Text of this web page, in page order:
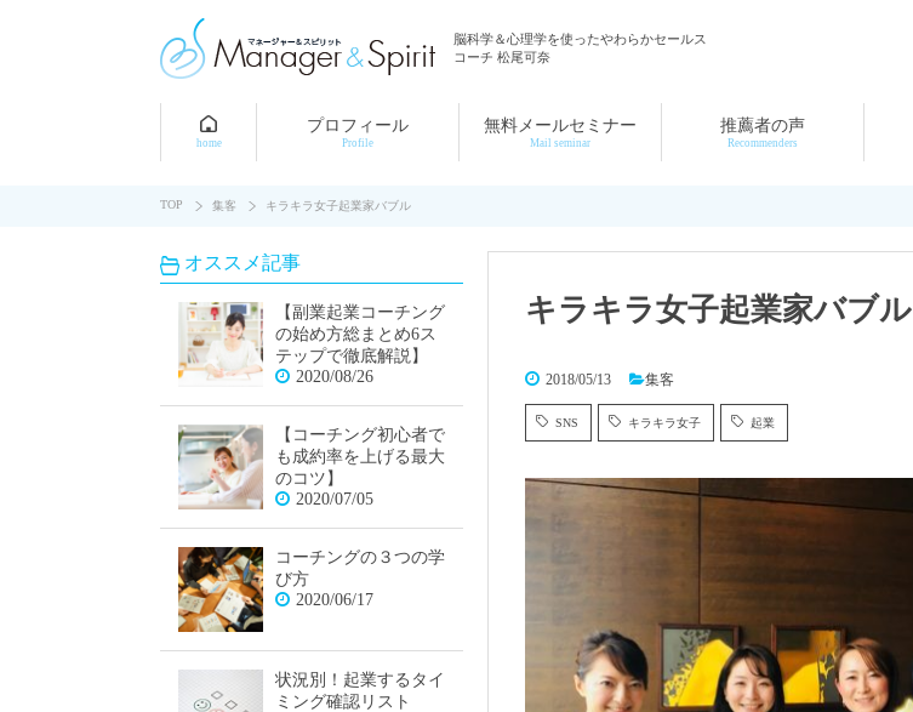
脳科学＆心理学を使ったやわらかセールス
コーチ 松尾可奈
home
プロフィール
Profile
無料メールセミナー
Mail seminar
推薦者の声
Recommenders
TOP 集客 キラキラ女子起業家バブル
キラキラ女子起業家バブル
2018/05/13 集客
SNS キラキラ女子 起業
オススメ記事
【副業起業コーチング
の始め方総まとめ6ス
テップで徹底解説】
2020/08/26
【コーチング初心者で
も成約率を上げる最大
のコツ】
2020/07/05
コーチングの３つの学
び方
2020/06/17
状況別！起業するタイ
ミング確認リスト